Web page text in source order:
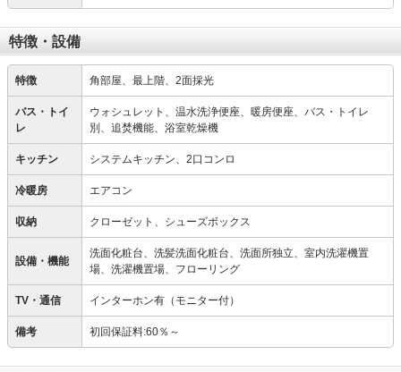
特徴・設備
特徴 角部屋、最上階、2面採光
バス・トイ
レ
ウォシュレット、温水洗浄便座、暖房便座、バス・トイレ
別、追焚機能、浴室乾燥機
キッチン システムキッチン、2口コンロ
冷暖房 エアコン
収納 クローゼット、シューズボックス
設備・機能
洗面化粧台、洗髪洗面化粧台、洗面所独立、室内洗濯機置
場、洗濯機置場、フローリング
TV・通信 インターホン有（モニター付）
備考 初回保証料:60％～